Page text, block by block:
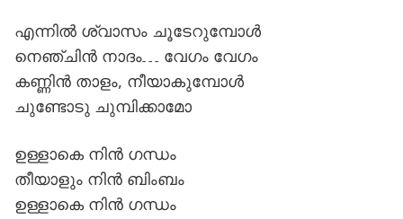
എന്നിൽ ശ്വാസം ചൂടേറുമ്പോൾ
നെഞ്ചിൻ നാദം… വേഗം വേഗം
കണ്ണിൻ താളം, നീയാകുമ്പോൾ
ചുണ്ടോടു ചുമ്പിക്കാമോ
ഉള്ളാകെ നിൻ ഗന്ധം
തീയാളും നിൻ ബിംബം
ഉള്ളാകെ നിൻ ഗന്ധം